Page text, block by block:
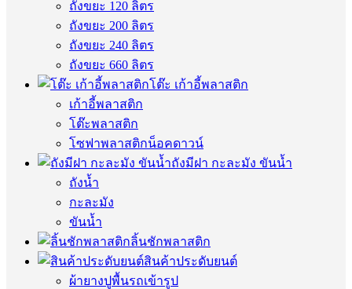
ถังขยะ 120 ลิตร
ถังขยะ 200 ลิตร
ถังขยะ 240 ลิตร
ถังขยะ 660 ลิตร
โต๊ะ เก้าอี้พลาสติก
เก้าอี้พลาสติก
โต๊ะพลาสติก
โซฟาพลาสติกน็อคดาวน์
ถังมีฝา กะละมัง ขันน้ำ
ถังน้ำ
กะละมัง
ขันน้ำ
ลิ้นชักพลาสติก
สินค้าประดับยนต์
ผ้ายางปูพื้นรถเข้ารูป